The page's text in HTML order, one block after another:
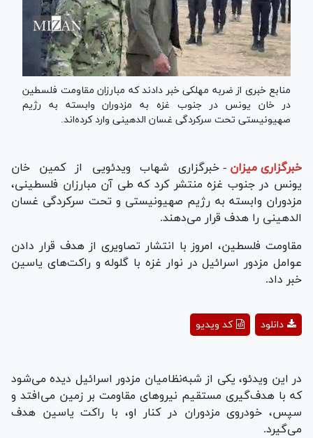
منابع خبری از ضربه مهلکی خبر دادند که مبارزان مقاومت فلسطین
در خان یونس در جنوب غزه به مزدوران وابسته به رژیم
صهیونیستی تحت سرکردگی غسان الدهینی وارد کرده‌اند.
خبرگزاری میزان - خبرگزاری شهاب ویدئویی از کمین خان
یونس در جنوب غزه منتشر کرد که طی آن مبارزان فلسطینی،
مزدوران وابسته به رژیم صهیونیستی و تحت سرکردگی غسان
الدهینی را هدف قرار می‌دهند.
مقاومت فلسطین، امروز با انتشار تصاویری از هدف قرار دادن
عوامل مزدور اسرائیل در نوار غزه با گلوله و راکت‌های یاسین
خبر داد.
Playکد ویدیو دانلود
در این ویدئو، یکی از شبه‌نظامیان مزدور اسرائیل دیده می‌شود
که با هدف‌گیری مستقیم نیرو‌های مقاومت بر زمین می‌افتد و
سپس، خودروی مزدوران در کنار او، با راکت یاسین هدف
می‌گیرد.